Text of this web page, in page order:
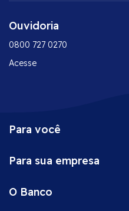
Ouvidoria
0800 727 0270
Acesse
Para você
Vantagens do seu cartão
Negocie suas dívidas
Para sua empresa
CDC
O Banco